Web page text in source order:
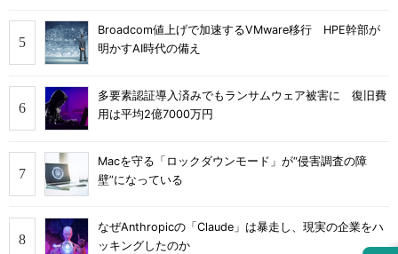
Broadcom値上げで加速するVMware移行 HPE幹部が
明かすAI時代の備え
多要素認証導入済みでもランサムウェア被害に 復旧費
用は平均2億7000万円
Macを守る「ロックダウンモード」が“侵害調査の障
壁”になっている
なぜAnthropicの「Claude」は暴走し、現実の企業をハ
ッキングしたのか